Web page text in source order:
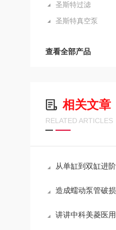
圣斯特过滤
圣斯特真空泵
查看全部产品
相关文章
RELATED ARTICLES
从单缸到双缸进阶——洛科ROCKER真
造成蠕动泵管破
讲讲中科美菱医用冰